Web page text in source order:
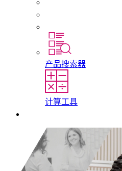
产品搜索器
计算工具